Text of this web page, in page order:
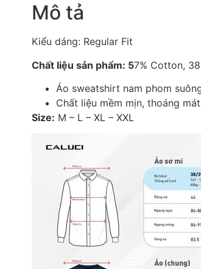
Mô tả
Kiểu dáng: Regular Fit
Chất liệu sản phẩm: 57% Cotton,
Áo sweatshirt nam phom
Chất liệu mềm mịn, thoáng
Size: M – L – XL – XXL